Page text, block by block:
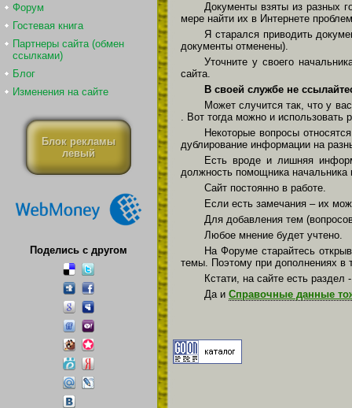
Форум
Гостевая книга
Партнеры сайта (обмен
ссылками)
Блог
Изменения на сайте
Блок рекламы
левый
Поделись с другом
Документы взяты из разных
мере найти их в Интернете
Я старался приводить
документы отменены).
Уточните у своего
сайта.
В своей службе не
Может случится так, что у
. Вот тогда можно и использовать
Некоторые вопросы
дублирование информации на
Есть вроде и лишняя
должность помощника начальника
Сайт постоянно в работе.
Если есть замечания – их
Для добавления тем
Любое мнение будет учтено.
На Форуме старайтесь
темы. Поэтому при дополнениях в
Кстати, на сайте есть раздел
Да и Справочные данные